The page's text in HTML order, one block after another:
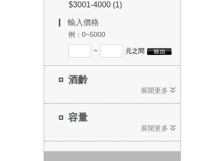
$3001-4000 (1)
輸入價格
例：0~5000
~ 元之間
酒齡
展開更多
容量
展開更多